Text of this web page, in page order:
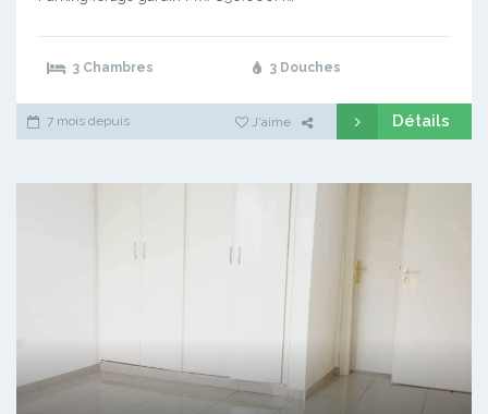
3 Chambres 3 Douches
7 mois depuis J'aime Détails